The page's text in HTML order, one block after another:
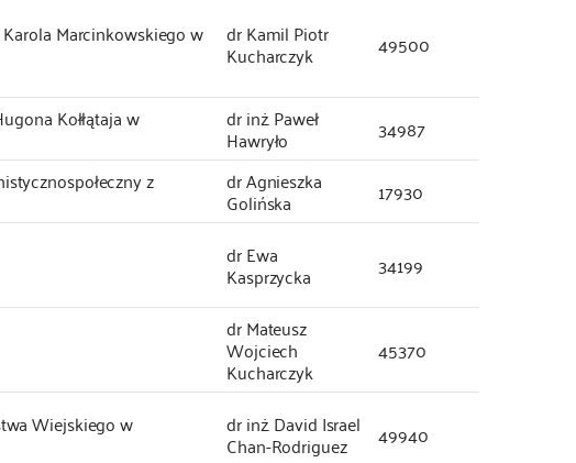
Marcinkowskiego w dr Kamil Piotr
Kucharczyk 49500
Kołłątaja w dr inż. Paweł
Hawryło 34987
z dr Agnieszka
Golińska 17930
dr Ewa
Kasprzycka 34199
dr Mateusz
Wojciech
Kucharczyk
45370
Wiejskiego w dr inż. David Israel
Chan-Rodriguez 49940